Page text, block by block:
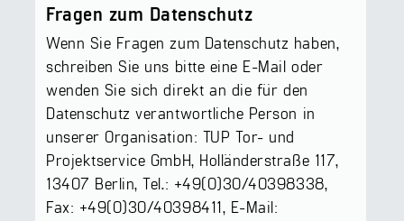
Fragen zum Datenschutz
Wenn Sie Fragen zum Datenschutz haben,
schreiben Sie uns bitte eine E-Mail oder
wenden Sie sich direkt an die für den
Datenschutz verantwortliche Person in
unserer Organisation: TUP Tor- und
Projektservice GmbH, Holländerstraße 117,
13407 Berlin, Tel.: +49(0)30/40398338,
Fax: +49(0)30/40398411, E-Mail: